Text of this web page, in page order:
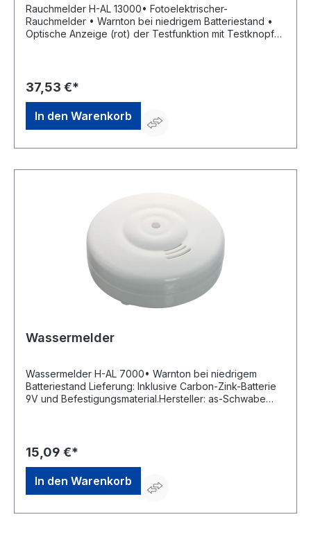
Rauchmelder H-AL 13000• Fotoelektrischer-
Rauchmelder • Warnton bei niedrigem Batteriestand •
Optische Anzeige (rot) der Testfunktion mit Testknopf
verbauter Lithium-Batterie CR123A 3V.Hersteller: as-
Schwabe GmbH, Merkurstraße 10, 72184 Eutingen, DE,
+497457948530, info@as-schwabe.de
37,53 €*
In den Warenkorb
Wassermelder
Wassermelder H-AL 7000• Warnton bei niedrigem
Batteriestand Lieferung: Inklusive Carbon-Zink-Batterie
9V und Befestigungsmaterial.Hersteller: as-Schwabe
15,09 €*
In den Warenkorb